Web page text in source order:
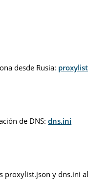
desde Rusia:
de DNS:dns.ini
proxylist.json y dns.ini